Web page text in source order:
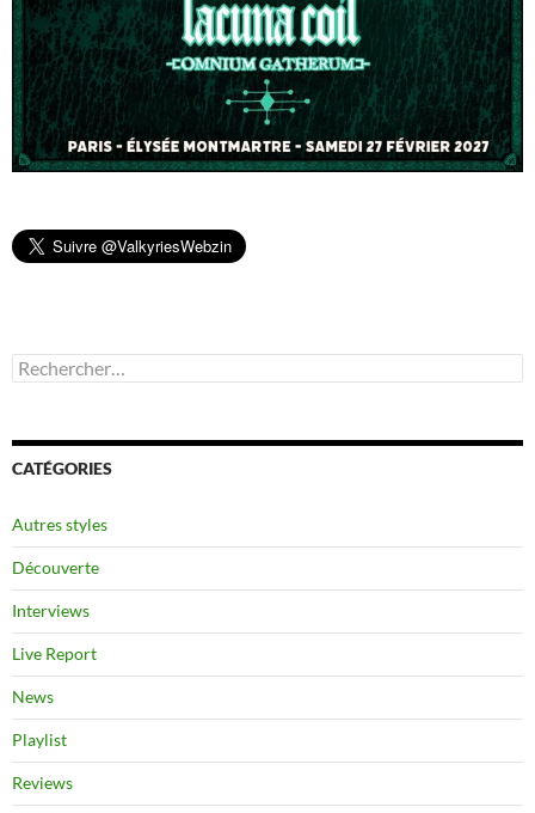
Rechercher :
CATÉGORIES
Autres styles
Découverte
Interviews
Live Report
News
Playlist
Reviews